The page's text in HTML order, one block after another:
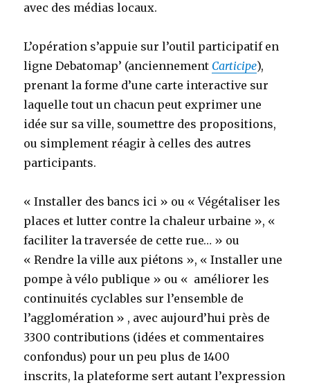
avec des médias locaux.
L’opération s’appuie sur l’outil participatif en
ligne Debatomap’ (anciennement Carticipe),
prenant la forme d’une carte interactive sur
laquelle tout un chacun peut exprimer une
idée sur sa ville, soumettre des propositions,
ou simplement réagir à celles des autres
participants.
« Installer des bancs ici » ou « Végétaliser les
places et lutter contre la chaleur urbaine », «
faciliter la traversée de cette rue… » ou
« Rendre la ville aux piétons », « Installer une
pompe à vélo publique » ou « améliorer les
continuités cyclables sur l’ensemble de
l’agglomération » , avec aujourd’hui près de
3300 contributions (idées et commentaires
confondus) pour un peu plus de 1400
inscrits, la plateforme sert autant l’expression